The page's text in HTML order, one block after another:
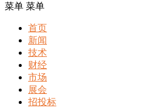
菜单 菜单
首页
新闻
技术
财经
市场
展会
招投标